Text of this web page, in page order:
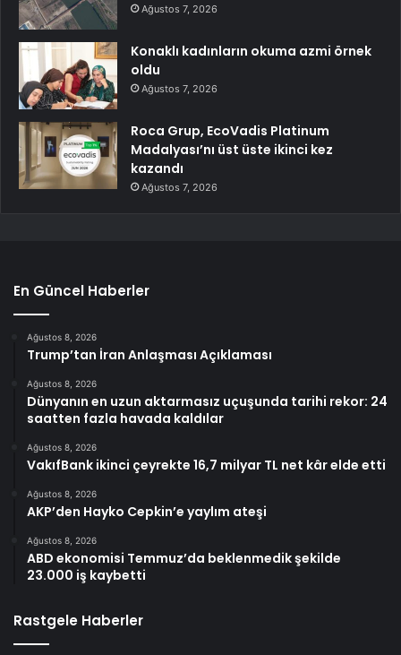
Ağustos 7, 2026
Konaklı kadınların okuma azmi örnek
oldu
Ağustos 7, 2026
Roca Grup, EcoVadis Platinum
Madalyası’nı üst üste ikinci kez
kazandı
Ağustos 7, 2026
En Güncel Haberler
Ağustos 8, 2026
Trump’tan İran Anlaşması Açıklaması
Ağustos 8, 2026
Dünyanın en uzun aktarmasız uçuşunda tarihi rekor: 24
saatten fazla havada kaldılar
Ağustos 8, 2026
VakıfBank ikinci çeyrekte 16,7 milyar TL net kâr elde etti
Ağustos 8, 2026
AKP’den Hayko Cepkin’e yaylım ateşi
Ağustos 8, 2026
ABD ekonomisi Temmuz’da beklenmedik şekilde
23.000 iş kaybetti
Rastgele Haberler